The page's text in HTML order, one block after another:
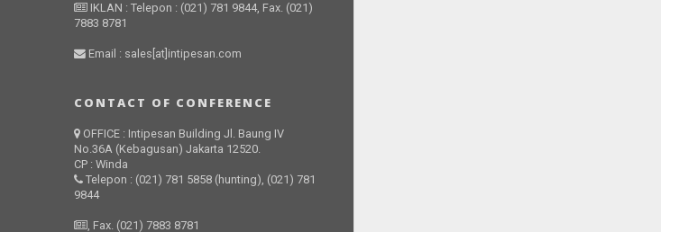
IKLAN : Telepon : (021) 781 9844, Fax. (021)
7883 8781
Email : sales[at]intipesan.com
CONTACT OF CONFERENCE
OFFICE : Intipesan Building Jl. Baung IV
No.36A (Kebagusan) Jakarta 12520.
CP : Winda
Telepon : (021) 781 5858 (hunting), (021) 781
9844
, Fax. (021) 7883 8781